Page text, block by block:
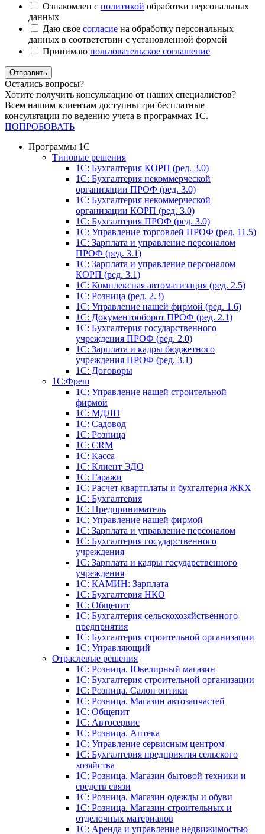
Ознакомлен с политикой обработки персональных
данных
Даю свое согласие на обработку персональных
данных в соответствии с установленной формой
Принимаю пользовательское соглашение
Отправить
Остались вопросы?
Хотите получить консультацию от наших специалистов?
Всем нашим клиентам доступны три бесплатные
консультации по ведению учета в программах 1С.
ПОПРОБОВАТЬ
Программы 1С
Типовые решения
1C: Бухгалтерия КОРП (ред. 3.0)
1С: Бухгалтерия некоммерческой
организации ПРОФ (ред. 3.0)
1С: Бухгалтерия некоммерческой
организации КОРП (ред. 3.0)
1C: Бухгалтерия ПРОФ (ред. 3.0)
1C: Управление торговлей ПРОФ (ред. 11.5)
1C: Зарплата и управление персоналом
ПРОФ (ред. 3.1)
1C: Зарплата и управление персоналом
КОРП (ред. 3.1)
1C: Комплексная автоматизация (ред. 2.5)
1С: Розница (ред. 2.3)
1С: Управление нашей фирмой (ред. 1.6)
1С: Документооборот ПРОФ (ред. 2.1)
1C: Бухгалтерия государственного
учреждения ПРОФ (ред. 2.0)
1C: Зарплата и кадры бюджетного
учреждения ПРОФ (ред. 3.1)
1С: Договоры
1С:Фреш
1С: Управление нашей строительной
фирмой
1С: МДЛП
1С: Садовод
1С: Розница
1C: CRM
1C: Касса
1С: Клиент ЭДО
1С: Гаражи
1C: Расчет квартплаты и бухгалтерия ЖКХ
1C: Бухгалтерия
1C: Предприниматель
1C: Управление нашей фирмой
1C: Зарплата и управление персоналом
1C: Бухгалтерия государственного
учреждения
1C: Зарплата и кадры государственного
учреждения
1C: КАМИН: Зарплата
1C: Бухгалтерия НКО
1С: Общепит
1С: Бухгалтерия сельскохозяйст­венного
предприятия
1С: Бухгалтерия строительной организации
1С: Управляющий
Отраслевые решения
1С: Розница. Ювелирный магазин
1С: Бухгалтерия строительной организации
1С: Розница. Салон оптики
1С: Розница. Магазин автозапчастей
1C: Общепит
1С: Автосервис
1С: Розница. Аптека
1С: Управление сервисным центром
1С: Бухгалтерия предприятия сельского
хозяйства
1С: Розница. Магазин бытовой техники и
средств связи
1С: Розница. Магазин одежды и обуви
1С: Розница. Магазин строительных и
отделочных материалов
1С: Аренда и управление недвижимостью